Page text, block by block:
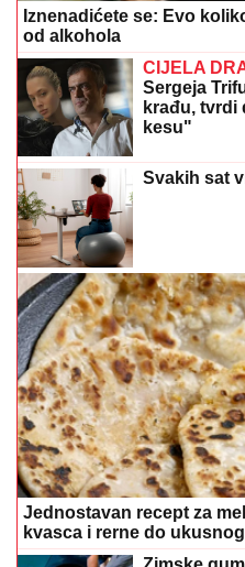
Iznenadićete se: Evo
od alkohola
CIJELA
Sergeja
krađu, tvrdi
kesu"
Svakih sat
Jednostavan recept za
kvasca i rerne do